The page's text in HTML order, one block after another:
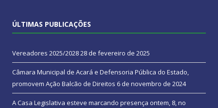
ÚLTIMAS PUBLICAÇÕES
Vereadores 2025/202828 de fevereiro de 2025
Câmara Municipal de Acará e Defensoria Pública do Estado,
promovem Ação Balcão de Direitos 6 de novembro de 2024
A Casa Legislativa esteve marcando presença ontem, 8, no